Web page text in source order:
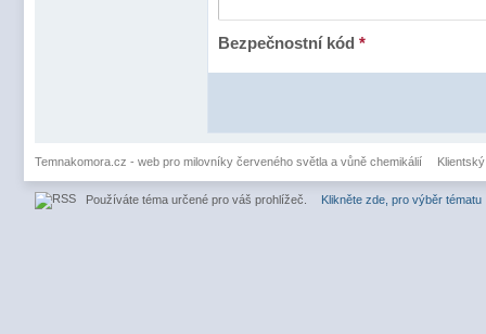
Bezpečnostní kód *
Temnakomora.cz - web pro milovníky červeného světla a vůně chemikálií
Používáte téma určené pro váš prohlížeč. Klikněte zde, pro výběr tématu